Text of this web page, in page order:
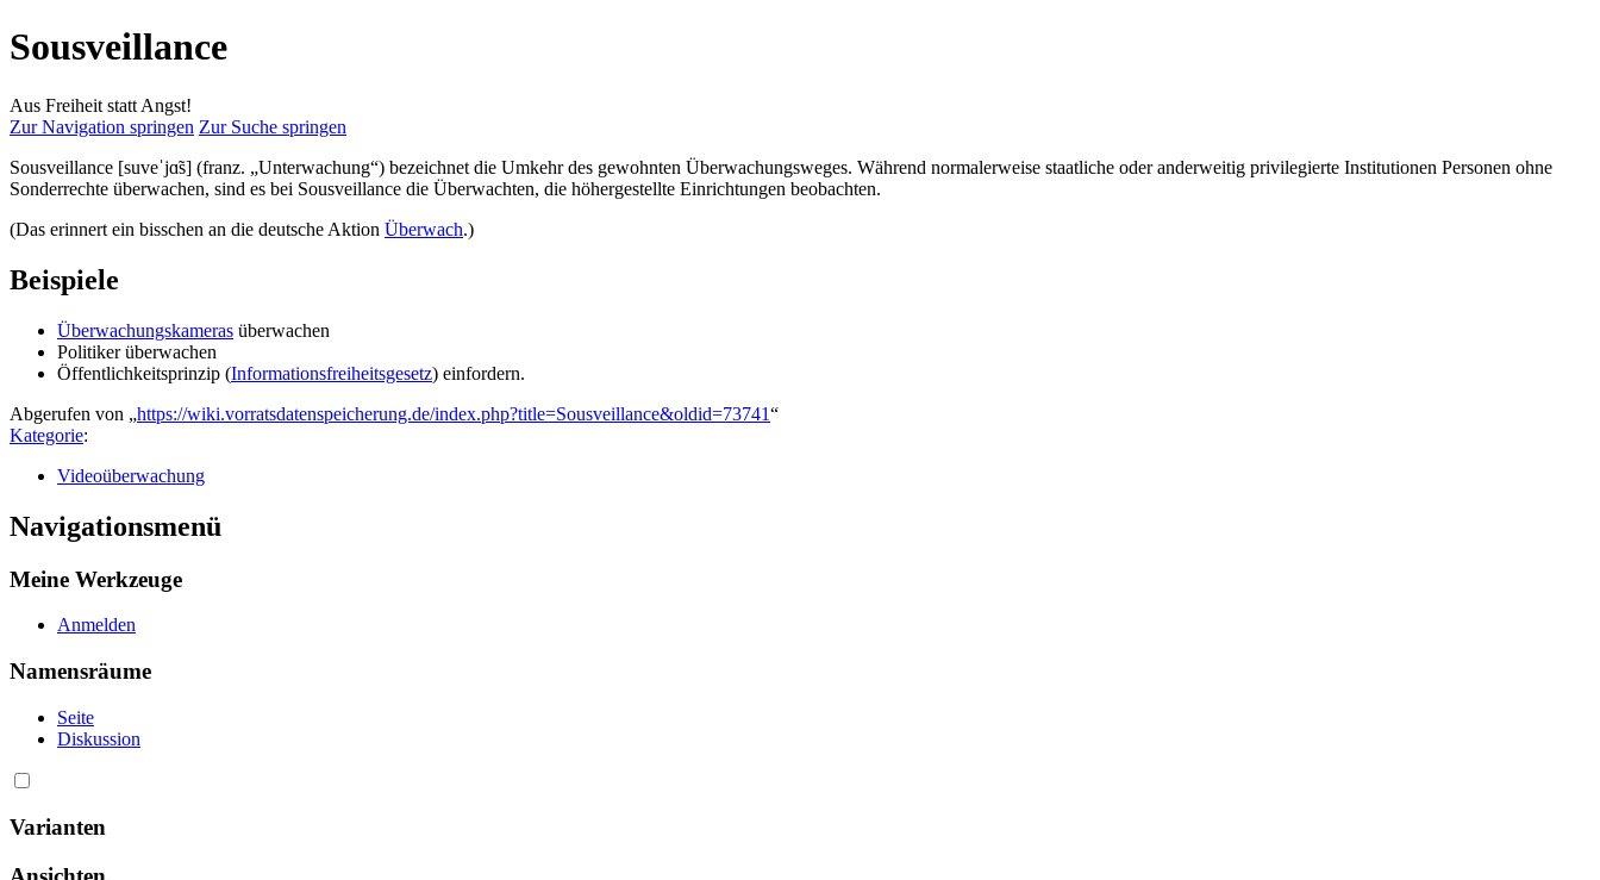
Sousveillance
Aus Freiheit statt Angst!
Zur Navigation springen Zur Suche springen
Sousveillance [suveˈjɑ̃s] (franz. „Unterwachung“) bezeichnet die Umkehr des gewohnten Überwachungsweges. Während normalerweise staatliche oder anderweitig privilegierte Institutionen Personen ohne
Sonderrechte überwachen, sind es bei Sousveillance die Überwachten, die höhergestellte Einrichtungen beobachten.
(Das erinnert ein bisschen an die deutsche Aktion Überwach.)
Beispiele
Überwachungskameras überwachen
Politiker überwachen
Öffentlichkeitsprinzip (Informationsfreiheitsgesetz) einfordern.
Abgerufen von „https://wiki.vorratsdatenspeicherung.de/index.php?title=Sousveillance&oldid=73741“
Kategorie:
Videoüberwachung
Navigationsmenü
Meine Werkzeuge
Anmelden
Namensräume
Seite
Diskussion
Varianten